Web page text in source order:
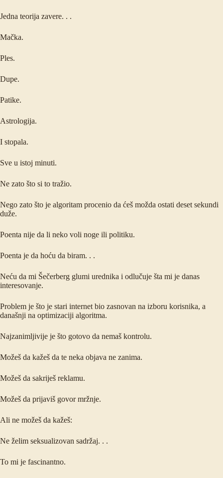
Jedna teorija zavere. . .
Mačka.
Ples.
Dupe.
Patike.
Astrologija.
I stopala.
Sve u istoj minuti.
Ne zato što si to tražio.
Nego zato što je algoritam procenio da ćeš možda ostati deset sekundi
duže.
Poenta nije da li neko voli noge ili politiku.
Poenta je da hoću da biram. . .
Neću da mi Šečerberg glumi urednika i odlučuje šta mi je danas
interesovanje.
Problem je što je stari internet bio zasnovan na izboru korisnika, a
današnji na optimizaciji algoritma.
Najzanimljivije je što gotovo da nemaš kontrolu.
Možeš da kažeš da te neka objava ne zanima.
Možeš da sakriješ reklamu.
Možeš da prijaviš govor mržnje.
Ali ne možeš da kažeš:
Ne želim seksualizovan sadržaj. . .
To mi je fascinantno.